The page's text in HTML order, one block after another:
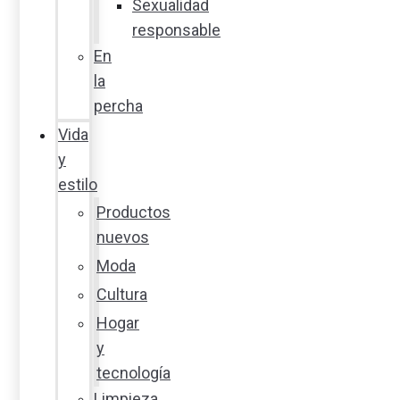
Sexualidad
responsable
En
la
percha
Vida
y
estilo
Productos
nuevos
Moda
Cultura
Hogar
y
tecnología